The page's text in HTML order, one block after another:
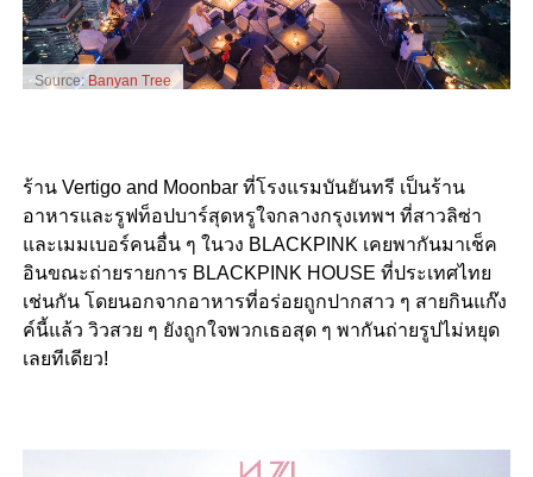
Source:Banyan Tree
ร้าน Vertigo and Moonbar ที่โรงแรมบันยันทรี เป็นร้าน
อาหารและรูฟท็อปบาร์สุดหรูใจกลางกรุงเทพฯ ที่สาวลิซ่า
และเมมเบอร์คนอื่น ๆ ในวง BLACKPINK เคยพากันมาเช็ค
อินขณะถ่ายรายการ BLACKPINK HOUSE ที่ประเทศไทย
เช่นกัน โดยนอกจากอาหารที่อร่อยถูกปากสาว ๆ สายกินแก๊ง
ค์นี้แล้ว วิวสวย ๆ ยังถูกใจพวกเธอสุด ๆ พากันถ่ายรูปไม่หยุด
เลยทีเดียว!